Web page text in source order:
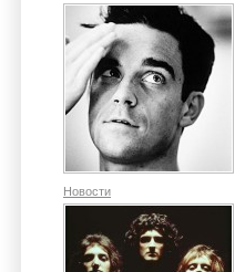
Новости